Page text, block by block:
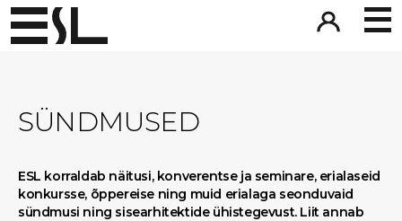
SÜNDMUSED
ESL korraldab näitusi, konverentse ja seminare, erialaseid
konkursse, õppereise ning muid erialaga seonduvaid
sündmusi ning sisearhitektide ühistegevust. Liit annab